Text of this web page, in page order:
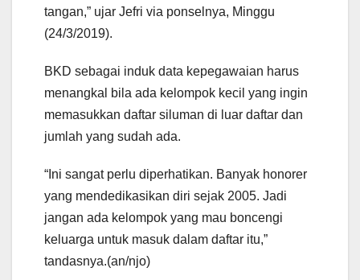
tangan,” ujar Jefri via ponselnya, Minggu
(24/3/2019).
BKD sebagai induk data kepegawaian harus
menangkal bila ada kelompok kecil yang ingin
memasukkan daftar siluman di luar daftar dan
jumlah yang sudah ada.
“Ini sangat perlu diperhatikan. Banyak honorer
yang mendedikasikan diri sejak 2005. Jadi
jangan ada kelompok yang mau boncengi
keluarga untuk masuk dalam daftar itu,”
tandasnya.(an/njo)